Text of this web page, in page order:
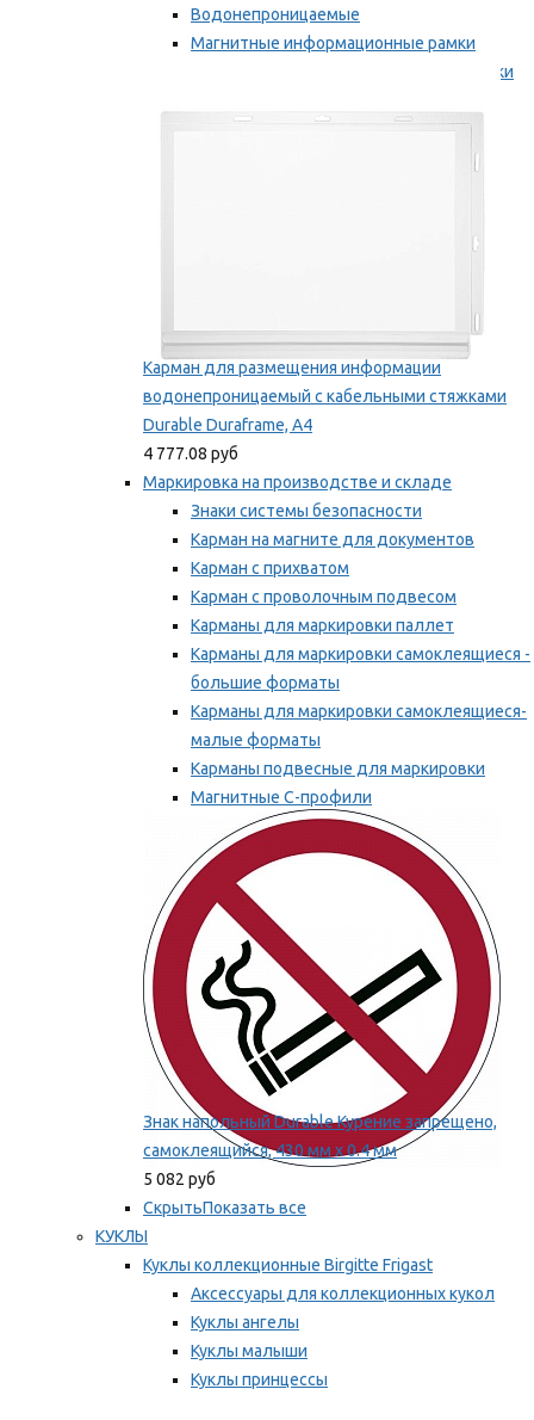
Водонепроницаемые
Магнитные информационные рамки
Самоклеящиеся информационные рамки
Карман для размещения информации
водонепроницаемый с кабельными стяжками
Durable Duraframe, А4
4 777.08 руб
Маркировка на производстве и складе
Знаки системы безопасности
Карман на магните для документов
Карман с прихватом
Карман с проволочным подвесом
Карманы для маркировки паллет
Карманы для маркировки самоклеящиеся -
большие форматы
Карманы для маркировки самоклеящиеся-
малые форматы
Карманы подвесные для маркировки
Магнитные С-профили
Напольная маркировка
Мы рекомендуем
Знак напольный Durable Курение запрещено,
самоклеящийся, 430 мм х 0.4 мм
5 082 руб
СкрытьПоказать все
КУКЛЫ
Куклы коллекционные Birgitte Frigast
Аксессуары для коллекционных кукол
Куклы ангелы
Куклы малыши
Куклы принцессы